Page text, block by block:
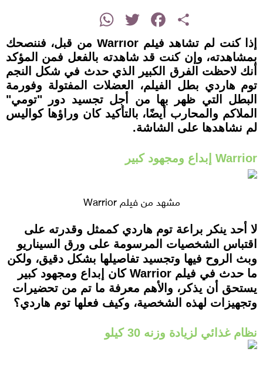
Share
Facebook
Twitter
WhatsApp
إذا كنت لم تشاهد فيلم Warrior من قبل، فننصحك
بمشاهدته، وإن كنت قد شاهدته بالفعل فمن المؤكد
أنك لاحظت الفرق الكبير الذي حدث في شكل النجم
توم هاردي بطل الفيلم، العضلات المفتولة وفورمة
البطل التي ظهر بها من أجل تجسيد دور "تومي"
الملاكم والمحارب أيضًا، بالتأكيد كان وراؤها كواليس
لم نشاهدها على الشاشة.
Warrior إبداع ومجهود كبير
مشهد من فيلم Warrior
لا أحد ينكر براعة توم هاردي كممثل وقدرته على
اقتباس الشخصيات المرسومة على ورق السيناريو
وبث الروح فيها وتجسيد تفاصيلها بشكل دقيق، ولكن
ما حدث في فيلم Warrior كان إبداع ومجهود كبير
يستحق أن يذكر، والأهم معرفة ما تم من تحضيرات
وتجهيزات لهذه الشخصية، وكيف فعلها توم هاردي؟
نظام غذائي لزيادة وزنه 30 كيلو